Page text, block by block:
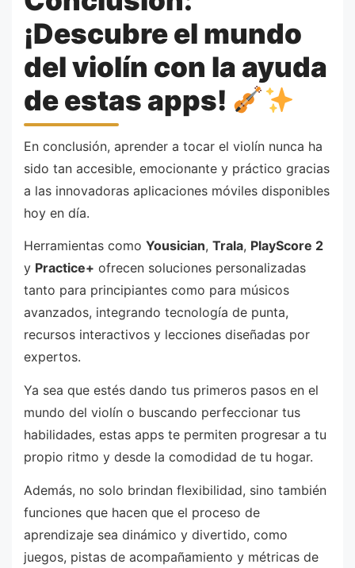
¡Descubre el mundo
del violín con la ayuda
de estas apps!
En conclusión, aprender a tocar el violín nunca ha
sido tan accesible, emocionante y práctico gracias
a las innovadoras aplicaciones móviles disponibles
hoy en día.
Herramientas como Yousician, Trala, PlayScore 2
y Practice+ ofrecen soluciones personalizadas
tanto para principiantes como para músicos
avanzados, integrando tecnología de punta,
recursos interactivos y lecciones diseñadas por
expertos.
Ya sea que estés dando tus primeros pasos en el
mundo del violín o buscando perfeccionar tus
habilidades, estas apps te permiten progresar a tu
propio ritmo y desde la comodidad de tu hogar.
Además, no solo brindan flexibilidad, sino también
funciones que hacen que el proceso de
aprendizaje sea dinámico y divertido, como
juegos, pistas de acompañamiento y métricas de